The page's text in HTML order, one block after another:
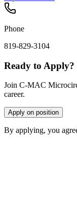
Phone
819-829-3104
Ready to Apply?
Join C-MAC
career.
Apply on position
By applying, you